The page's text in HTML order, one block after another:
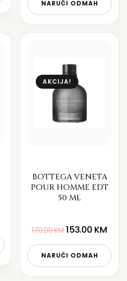
NARUČI ODMAH
AKCIJA!
BOTTEGA VENETA
POUR HOMME EDT
50 ML
170.00KM 153.00 KM
NARUČI ODMAH